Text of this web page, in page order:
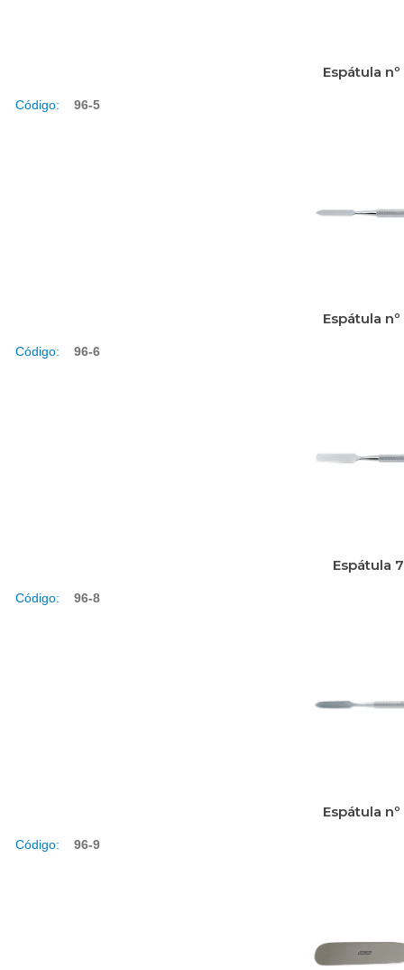
Espátula
Código: 96-5
Espátula
Código: 96-6
Espátula
Código: 96-8
Espátula
Código: 96-9